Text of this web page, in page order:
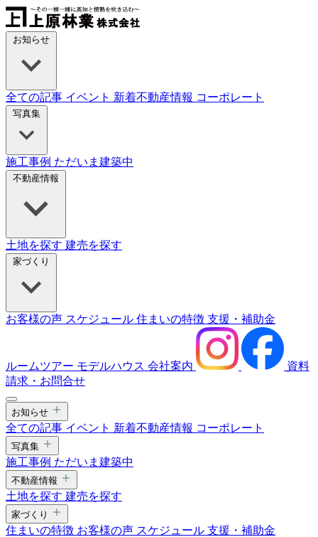
Skip
to
content
お知らせ
全ての記事 イベント 新着不動産情報 コーポレート
写真集
施工事例 ただいま建築中
不動産情報
土地を探す 建売を探す
家づくり
お客様の声 スケジュール 住まいの特徴 支援・補助金
ルームツアー モデルハウス 会社案内
資料
請求・お問合せ
お知らせ
全ての記事 イベント 新着不動産情報 コーポレート
写真集
施工事例 ただいま建築中
不動産情報
土地を探す 建売を探す
家づくり
住まいの特徴 お客様の声 スケジュール 支援・補助金